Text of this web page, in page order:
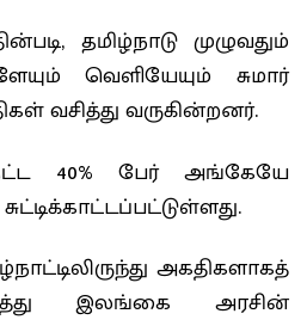
தமிழ்நாடு முழுவதும்
வெளியேயும் சுமார்
வசித்து வருகின்றனர்.
40% பேர் அங்கேயே
அகதிகளாகத்
இலங்கை அரசின்